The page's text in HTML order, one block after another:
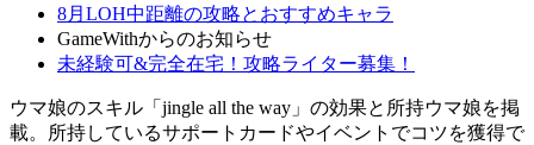
8月LOH中距離の攻略とおすすめキャラ
GameWithからのお知らせ
未経験可&完全在宅！攻略ライター募集！
ウマ娘のスキル「jingle all the way」の効果と所持ウマ娘を掲
載。所持しているサポートカードやイベントでコツを獲得で